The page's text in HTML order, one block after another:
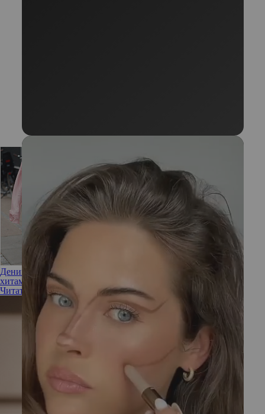
Деним по-новому: топ-6 джинсовых вещей, которые стали
хитами
Читать полностью